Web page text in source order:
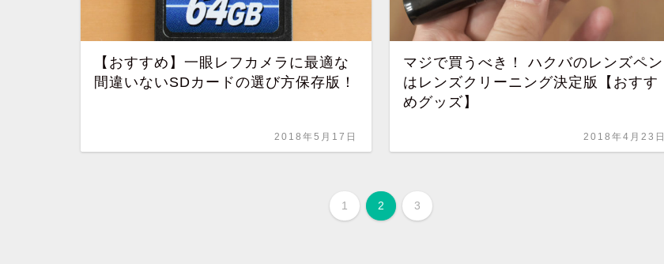
【おすすめ】一眼レフカメラに最適な
間違いないSDカードの選び方保存版！
2018年5月17日
マジで買うべき！ ハクバのレンズペン
はレンズクリーニング決定版【おすす
めグッズ】
2018年4月23日
1 2 3